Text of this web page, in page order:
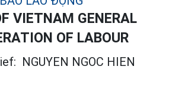
VIETNAM GENERAL
OF LABOUR
NGUYEN NGOC HIEN